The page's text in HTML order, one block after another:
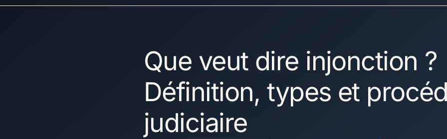
Que veut dire injonction ?
Définition, types et
judiciaire